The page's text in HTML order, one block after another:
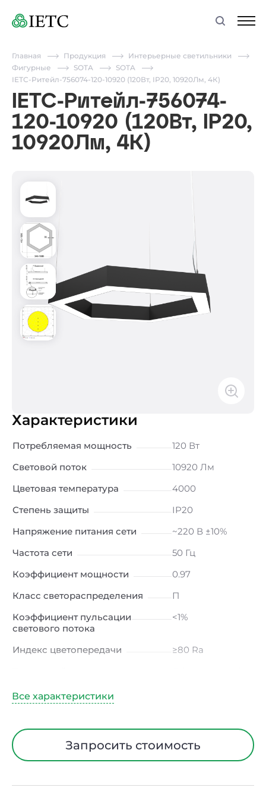
Главная Продукция
Интерьерные светильники
Фигурные
SOTA
SOTA
IETC-Ритейл-756074-120-10920 (120Вт, IP20, 10920Лм, 4К)
IETC-Ритейл-756074-
120-10920 (120Вт, IP20,
10920Лм, 4К)
Характеристики
Потребляемая мощность
120 Вт
Световой поток
10920 Лм
Цветовая температура
4000
Степень защиты
IP20
Напряжение питания сети
~220 В ±10%
Частота сети
50 Гц
Коэффициент мощности
0.97
Класс светораспределения
П
Коэффициент пульсации
светового потока
<1%
Индекс цветопередачи
≥80 Ra
Угол рассеивания
Диапазон рабочих
температурЗапросить стоимость